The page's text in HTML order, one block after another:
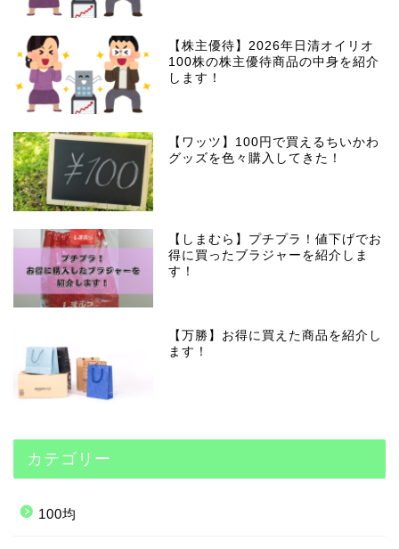
【株主優待】2026年日清オイリオ
100株の株主優待商品の中身を紹介
します！
【ワッツ】100円で買えるちいかわ
グッズを色々購入してきた！
【しまむら】プチプラ！値下げでお
得に買ったブラジャーを紹介しま
す！
【万勝】お得に買えた商品を紹介し
ます！
カテゴリー
100均